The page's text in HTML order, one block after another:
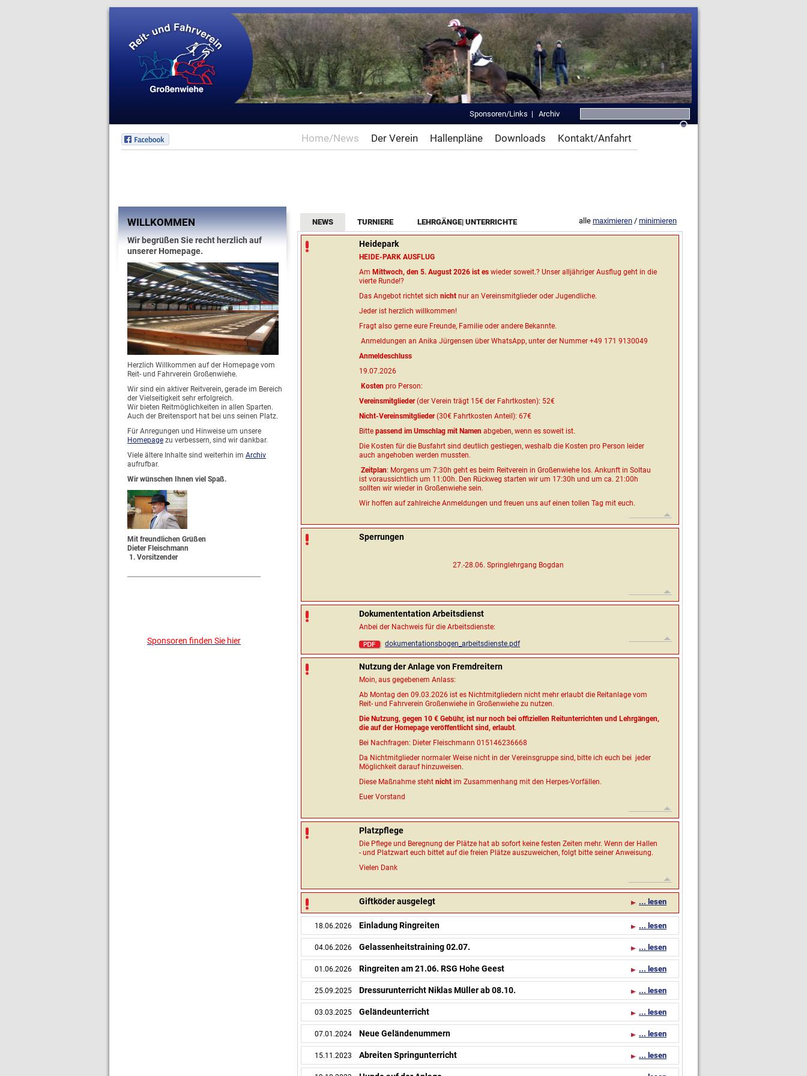
Sponsoren/Links | Archiv
Home/News Der Verein Hallenpläne Downloads Kontakt/Anfahrt
NEWS TURNIERE LEHRGÄNGE| UNTERRICHTE
Heidepark
HEIDE-PARK AUSFLUG
Am Mittwoch, den 5. August 2026 ist es wieder soweit.? Unser alljähriger Ausflug geht in die
vierte Runde!?
Das Angebot richtet sich nicht nur an Vereinsmitglieder oder Jugendliche.
Jeder ist herzlich willkommen!
Fragt also gerne eure Freunde, Familie oder andere Bekannte.
Anmeldungen an Anika Jürgensen über WhatsApp, unter der Nummer +49 171 9130049
Anmeldeschluss
19.07.2026
Kosten pro Person:
Vereinsmitglieder(der Verein trägt 15€ der Fahrtkosten): 52€
Nicht-Vereinsmitglieder(30€ Fahrtkosten Anteil): 67€
Bitte passend im Umschlag mit Namen abgeben, wenn es soweit ist.
Die Kosten für die Busfahrt sind deutlich gestiegen, weshalb die Kosten pro Person leider
auch angehoben werden mussten.
Zeitplan: Morgens um 7:30h geht es beim Reitverein in Großenwiehe los. Ankunft in Soltau
ist voraussichtlich um 11:00h. Den Rückweg starten wir um 17:30h und um ca. 21:00h
sollten wir wieder in Großenwiehe sein.
Wir hoffen auf zahlreiche Anmeldungen und freuen uns auf einen tollen Tag mit euch.
Sperrungen
27.-28.06. Springlehrgang Bogdan
Dokumententation Arbeitsdienst
Anbei der Nachweis für die Arbeitsdienste:
dokumentationsbogen_arbeitsdienste.pdf
Nutzung der Anlage von Fremdreitern
Moin, aus gegebenem Anlass:
Ab Montag den 09.03.2026 ist es Nichtmitgliedern nicht mehr erlaubt die Reitanlage vom
Reit- und Fahrverein Großenwiehe in Großenwiehe zu nutzen.
Die Nutzung, gegen 10 € Gebühr, ist nur noch bei offiziellen Reitunterrichten und Lehrgängen,
die auf der Homepage veröffentlicht sind, erlaubt.
Bei Nachfragen: Dieter Fleischmann 015146236668
Da Nichtmitglieder normaler Weise nicht in der Vereinsgruppe sind, bitte ich euch bei jeder
Möglichkeit darauf hinzuweisen.
Diese Maßnahme steht nicht im Zusammenhang mit den Herpes-Vorfällen.
Euer Vorstand
Platzpflege
Die Pflege und Beregnung der Plätze hat ab sofort keine festen Zeiten mehr. Wenn der Hallen
- und Platzwart euch bittet auf die freien Plätze auszuweichen, folgt bitte seiner Anweisung.
Vielen Dank
... lesen
Giftköder ausgelegt
18.06.2026 ... lesen
Einladung Ringreiten
04.06.2026 ... lesen
Gelassenheitstraining 02.07.
01.06.2026 ... lesen
Ringreiten am 21.06. RSG Hohe Geest
25.09.2025 ... lesen
Dressurunterricht Niklas Müller ab 08.10.
03.03.2025 ... lesen
Geländeunterricht
07.01.2024 ... lesen
Neue Geländenummern
15.11.2023 ... lesen
Abreiten Springunterricht
alle maximieren / minimieren
WILLKOMMEN
Wir begrüßen Sie recht herzlich auf
unserer Homepage.
Herzlich Willkommen auf der Homepage vom
Reit- und Fahrverein Großenwiehe.
Wir sind ein aktiver Reitverein, gerade im Bereich
der Vielseitigkeit sehr erfolgreich.
Wir bieten Reitmöglichkeiten in allen Sparten.
Auch der Breitensport hat bei uns seinen Platz.
Für Anregungen und Hinweise um unsere
Homepage zu verbessern, sind wir dankbar.
Viele ältere Inhalte sind weiterhin im Archiv
aufrufbar.
Wir wünschen Ihnen viel Spaß.
Mit freundlichen Grüßen
Dieter Fleischmann
1. Vorsitzender
Sponsoren finden Sie hier